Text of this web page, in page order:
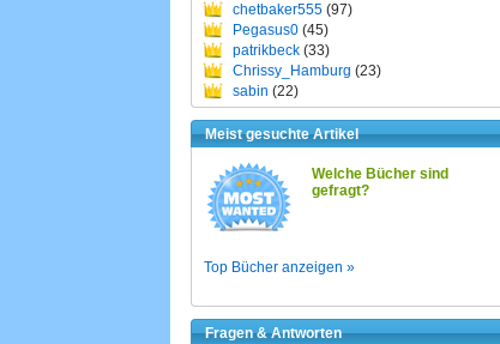
chetbaker555 (97)
Pegasus0 (45)
patrikbeck (33)
Chrissy_Hamburg (23)
sabin (22)
Meist gesuchte Artikel
Welche Bücher sind
gefragt?
Top Bücher anzeigen »
Fragen & Antworten